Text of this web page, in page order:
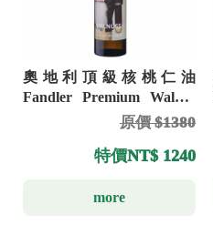
奧地利頂級核桃仁油
Fandler Premium Walnut
原價 $1380
特價NT$ 1240
more